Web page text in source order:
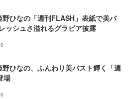
ひなの「週刊FLASH」表紙で美バ
ッシュさ溢れるグラビア披露
ひなの、ふんわり美バスト輝く「週
場